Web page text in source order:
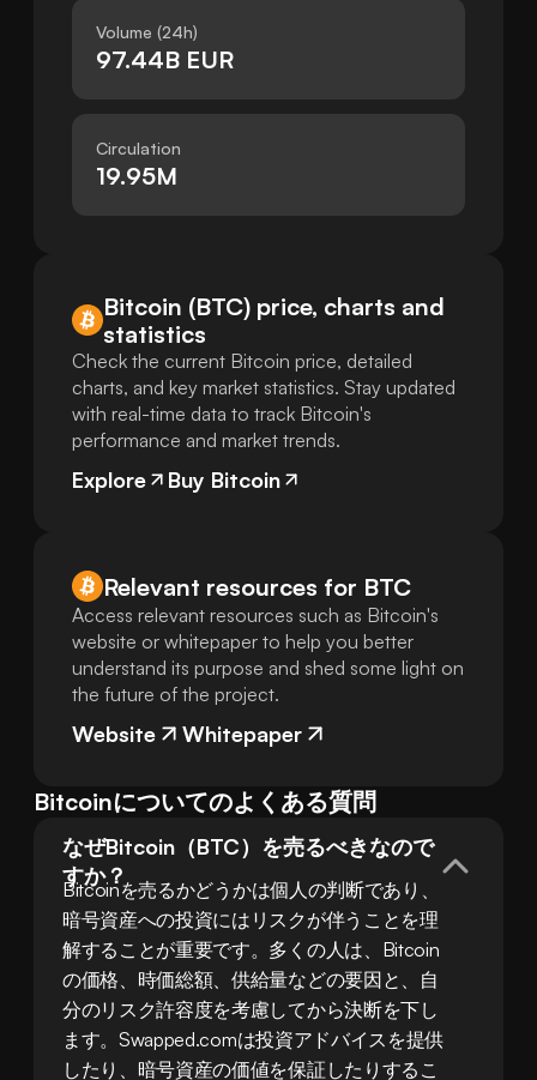
Volume (24h)
97.44B EUR
Circulation
19.95M
Bitcoin (BTC) price, charts and
statistics
Check the current Bitcoin price, detailed
charts, and key market statistics. Stay updated
with real-time data to track Bitcoin's
performance and market trends.
Explore Buy Bitcoin
Relevant resources for BTC
Access relevant resources such as Bitcoin's
website or whitepaper to help you better
understand its purpose and shed some light on
the future of the project.
Website Whitepaper
Bitcoinについてのよくある質問
なぜBitcoin（BTC）を売るべきなので
すか？
Bitcoinを売るかどうかは個人の判断であり、
暗号資産への投資にはリスクが伴うことを理
解することが重要です。多くの人は、Bitcoin
の価格、時価総額、供給量などの要因と、自
分のリスク許容度を考慮してから決断を下し
ます。Swapped.comは投資アドバイスを提供
したり、暗号資産の価値を保証したりするこ